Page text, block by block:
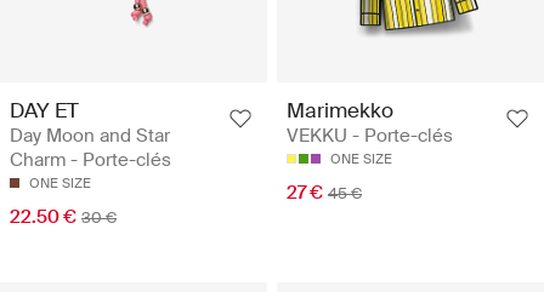
DAY ET
Day Moon and Star
Charm - Porte-clés
ONE SIZE
22.50 € 30 €
Marimekko
VEKKU - Porte-clés
ONE SIZE
27 € 45 €